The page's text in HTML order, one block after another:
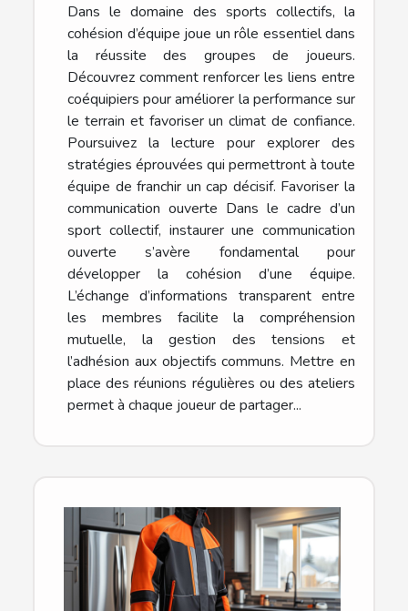
Dans le domaine des sports collectifs, la
cohésion d’équipe joue un rôle essentiel dans
la réussite des groupes de joueurs.
Découvrez comment renforcer les liens entre
coéquipiers pour améliorer la performance sur
le terrain et favoriser un climat de confiance.
Poursuivez la lecture pour explorer des
stratégies éprouvées qui permettront à toute
équipe de franchir un cap décisif. Favoriser la
communication ouverte Dans le cadre d’un
sport collectif, instaurer une communication
ouverte s’avère fondamental pour
développer la cohésion d’une équipe.
L’échange d’informations transparent entre
les membres facilite la compréhension
mutuelle, la gestion des tensions et
l’adhésion aux objectifs communs. Mettre en
place des réunions régulières ou des ateliers
permet à chaque joueur de partager...